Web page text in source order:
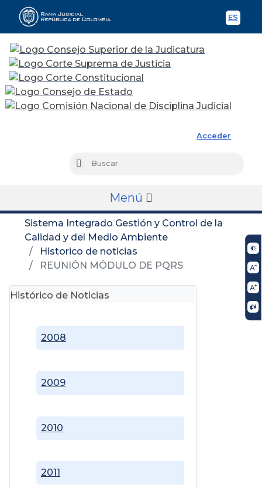
ES
Acceder
Buscar
Menú
Sistema Integrado Gestión y Control de la
Calidad y del Medio Ambiente
Historico de noticias
REUNIÓN MÓDULO DE PQRS
Histórico de Noticias
2008
2009
2010
2011